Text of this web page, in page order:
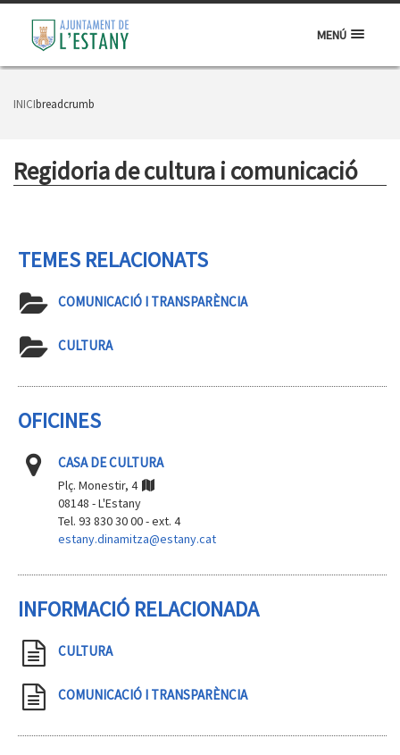
MENÚ
INICIbreadcrumb
Regidoria de cultura i comunicació
TEMES RELACIONATS
COMUNICACIÓ I TRANSPARÈNCIA
CULTURA
OFICINES
CASA DE CULTURA
Plç. Monestir, 4
08148 - L'Estany
Tel. 93 830 30 00 - ext. 4
estany.dinamitza@estany.cat
INFORMACIÓ RELACIONADA
CULTURA
COMUNICACIÓ I TRANSPARÈNCIA